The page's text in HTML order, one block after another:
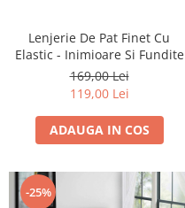
Lenjerie De Pat Finet Cu
Elastic - Inimioare Si Fundite
169,00 Lei
119,00 Lei
ADAUGA IN COS
-25%